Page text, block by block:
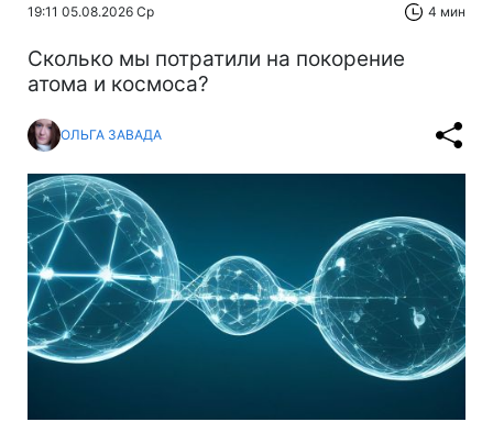
19:11 05.08.2026 Ср 4 мин
Сколько мы потратили на покорение
атома и космоса?
ОЛЬГА ЗАВАДА